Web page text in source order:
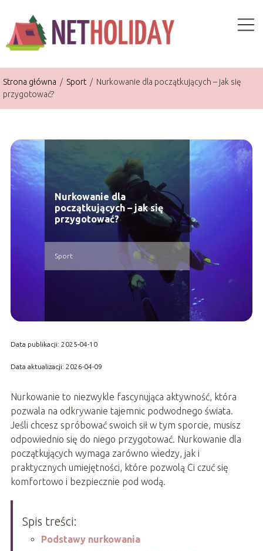
Strona główna / Sport / Nurkowanie dla początkujących – jak się
przygotować?
Nurkowanie dla
początkujących – jak się
przygotować?
Sport
Data publikacji: 2025-04-10
Data aktualizacji: 2026-04-09
Nurkowanie to niezwykle fascynująca aktywność, która
pozwala na odkrywanie tajemnic podwodnego świata.
Jeśli chcesz spróbować swoich sił w tym sporcie, musisz
odpowiednio się do niego przygotować. Nurkowanie dla
początkujących wymaga zarówno wiedzy, jak i
praktycznych umiejętności, które pozwolą Ci czuć się
komfortowo i bezpiecznie pod wodą.
Spis treści:
Podstawy nurkowania